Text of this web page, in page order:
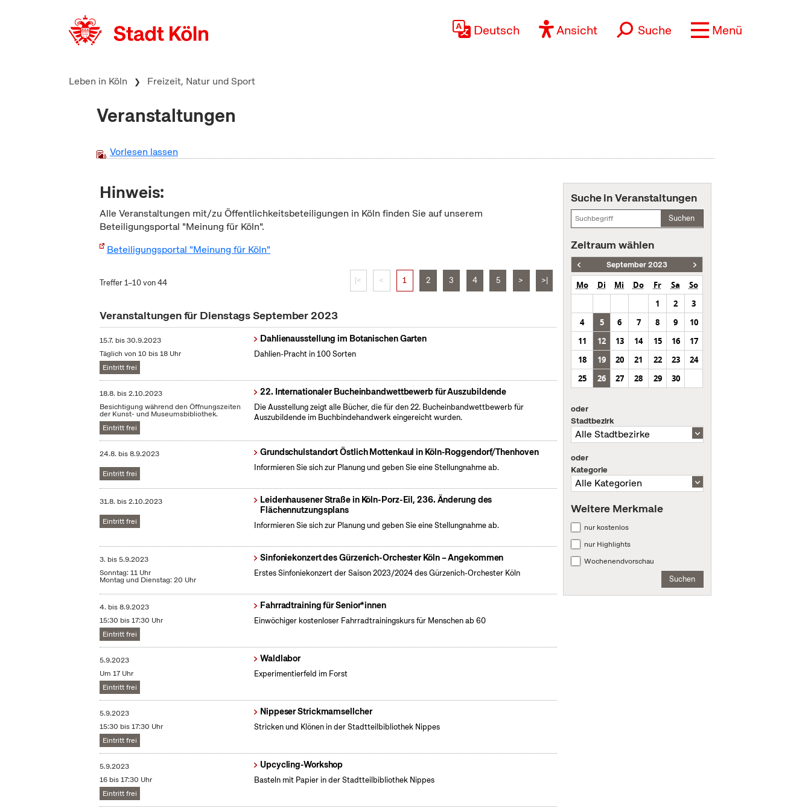
Deutsch Ansicht Suche Menü
Leben in Köln Freizeit, Natur und Sport
Veranstaltungen
Vorlesen lassen
Hinweis:
Alle Veranstaltungen mit/zu Öffentlichkeitsbeteiligungen in Köln finden Sie auf unserem
Beteiligungsportal "Meinung für Köln".
Beteiligungsportal "Meinung für Köln"
Treffer 1–10 von 44 |< < 1 2 3 4 5 > >|
Veranstaltungen für Dienstags September 2023
15.7. bis30.9.2023
Täglich von 10 bis 18 Uhr
Eintritt frei
Dahlienausstellung im Botanischen Garten
Dahlien-Pracht in 100 Sorten
18.8. bis2.10.2023
Besichtigung während den Öffnungszeiten
der Kunst- und Museumsbibliothek.
Eintritt frei
22. Internationaler Bucheinbandwettbewerb für Auszubildende
Die Ausstellung zeigt alle Bücher, die für den 22. Bucheinbandwettbewerb für
Auszubildende im Buchbindehandwerk eingereicht wurden.
24.8. bis8.9.2023
Eintritt frei
Grundschulstandort Östlich Mottenkaul in Köln-Roggendorf/Thenhoven
Informieren Sie sich zur Planung und geben Sie eine Stellungnahme ab.
31.8. bis2.10.2023
Eintritt frei
Leidenhausener Straße in Köln-Porz-Eil, 236. Änderung des
Flächennutzungsplans
Informieren Sie sich zur Planung und geben Sie eine Stellungnahme ab.
3. bis5.9.2023
Sonntag: 11 Uhr
Montag und Dienstag: 20 Uhr
Sinfoniekonzert des Gürzenich-Orchester Köln – Angekommen
Erstes Sinfoniekonzert der Saison 2023/2024 des Gürzenich-Orchester Köln
4. bis8.9.2023
15:30 bis 17:30 Uhr
Eintritt frei
Fahrradtraining für Senior*innen
Einwöchiger kostenloser Fahrradtrainingskurs für Menschen ab 60
5.9.2023
Um 17 Uhr
Eintritt frei
Waldlabor
Experimentierfeld im Forst
5.9.2023
15:30 bis 17:30 Uhr
Eintritt frei
Nippeser Strickmamsellcher
Stricken und Klönen in der Stadtteilbibliothek Nippes
5.9.2023
16 bis 17:30 Uhr
Eintritt frei
Upcycling-Workshop
Basteln mit Papier in der Stadtteilbibliothek Nippes
Suche in Veranstaltungen
Suchen
Zeitraum wählen
September 2023
Mo Di Mi Do Fr Sa
So
1
2
3
4
5 6 7 8 9
10
11
12 13 14 15 16
17
18
19 20 21 22 23
24
25
26 27 28 29 30
oder
Stadtbezirk
oder
Kategorie
Weitere Merkmale
nur kostenlos
nur Highlights
Wochenendvorschau
Suchen